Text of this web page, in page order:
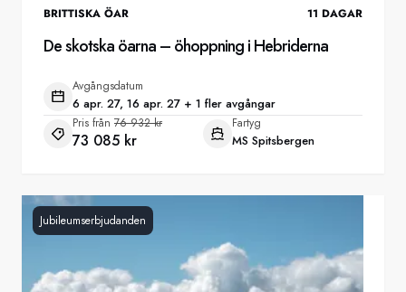
BRITTISKA ÖAR 11 DAGAR
De skotska öarna – öhoppning i Hebriderna
Avgångsdatum
6 apr. 27, 16 apr. 27 + 1 fler avgångar
Pris från 76 932 kr
73 085 kr
Fartyg
MS Spitsbergen
Jubileumserbjudanden